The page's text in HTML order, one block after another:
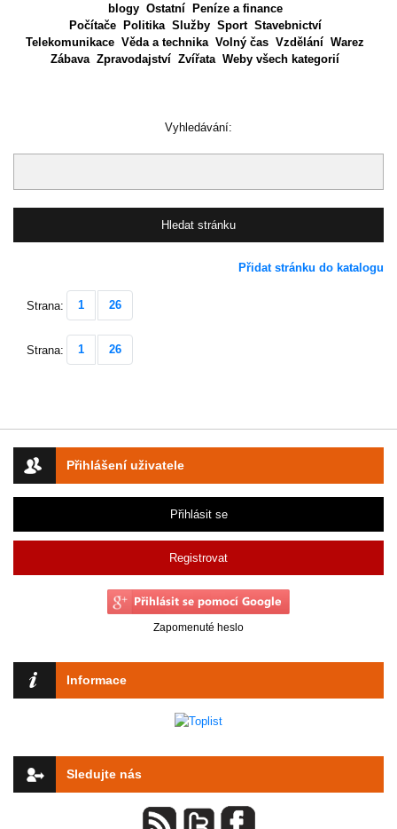
Přihlášení uživatele
Přihlásit se
Registrovat
Zapomenuté heslo
Informace
Sledujte nás
blogy Ostatní
Peníze a finance
Počítače
Politika Služby Sport Stavebnictví
Telekomunikace Věda a technika Volný čas Vzdělání Warez
Zábava Zpravodajství Zvířata Weby všech kategorií
Vyhledávání:
Přidat stránku do katalogu
Strana: 1 26
Strana: 1 26